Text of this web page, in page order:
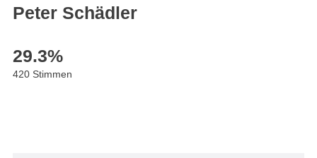
Peter Schädler
29.3%
420 Stimmen